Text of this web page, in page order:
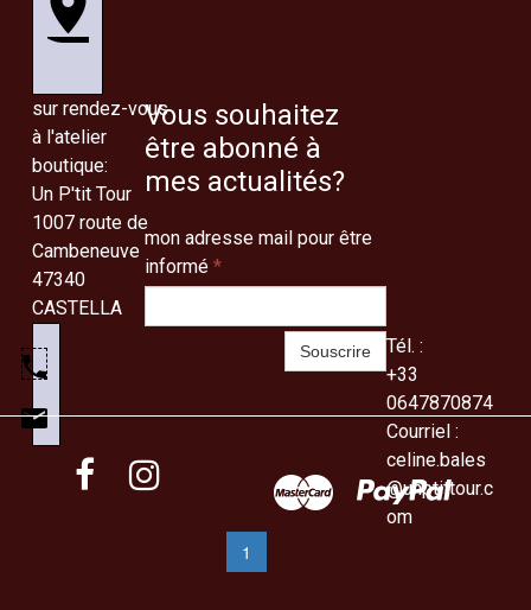
beurrier à eau
29.00€
Ajouter au panier
Chèque cadeau
À partir de 25.00€
Ajouter au panier
22.00€
Ajouter au panier
Salière magique
Ajouter au panier
1
sur rendez-vous
à l'atelier
boutique:
Un P'tit Tour
1007 route de
Cambeneuve
47340
CASTELLA
Tél. :
+33
0647870874
Courriel :
celine.bales
@unptittour.c
om
Vous souhaitez
être abonné à
mes actualités?
mon adresse mail pour être
informé *
Souscrire
 